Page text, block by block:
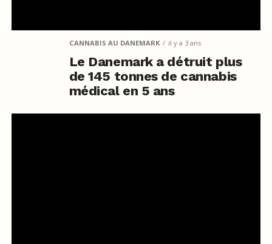
CANNABIS AU DANEMARK il y a 3 ans
Le Danemark a détruit plus
de 145 tonnes de cannabis
médical en 5 ans